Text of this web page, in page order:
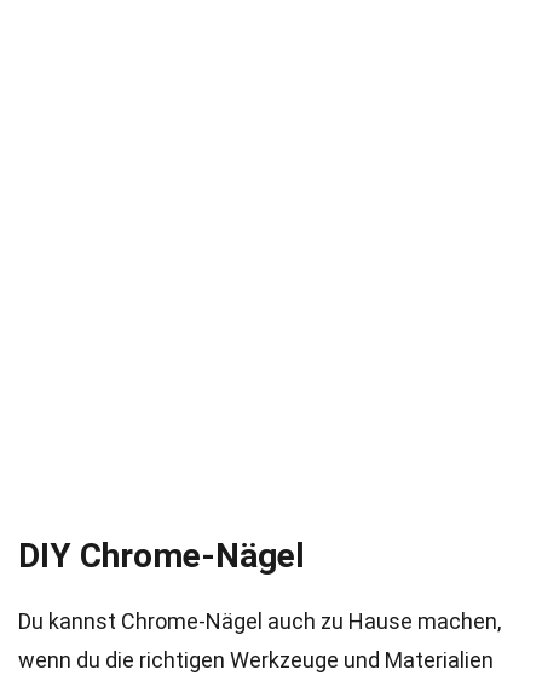
DIY Chrome-Nägel
Du kannst Chrome-Nägel auch zu Hause machen,
wenn du die richtigen Werkzeuge und Materialien